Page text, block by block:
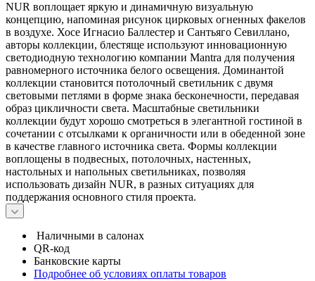
NUR воплощает яркую и динамичную визуальную
концепцию, напоминая рисунок цирковых огненных факелов
в воздухе. Хосе Игнасио Баллестер и Сантьяго Севиллано,
авторы коллекции, блестяще используют инновационную
светодиодную технологию компании Mantra для получения
равномерного источника белого освещения. Доминантой
коллекции становится потолочный светильник с двумя
световыми петлями в форме знака бесконечности, передавая
образ цикличности света. Масштабные светильники
коллекции будут хорошо смотреться в элегантной гостиной в
сочетании с отсылками к органичности или в обеденной зоне
в качестве главного источника света. Формы коллекции
воплощены в подвесных, потолочных, настенных,
настольных и напольных светильниках, позволяя
использовать дизайн NUR, в разных ситуациях для
поддержания основного стиля проекта.
Наличными в салонах
QR-код
Банковские карты
Подробнее об условиях оплаты товаров